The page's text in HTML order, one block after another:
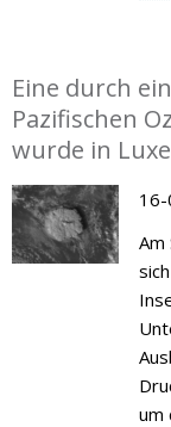
Eine durch
Pazifischen
wurde in
Am
um